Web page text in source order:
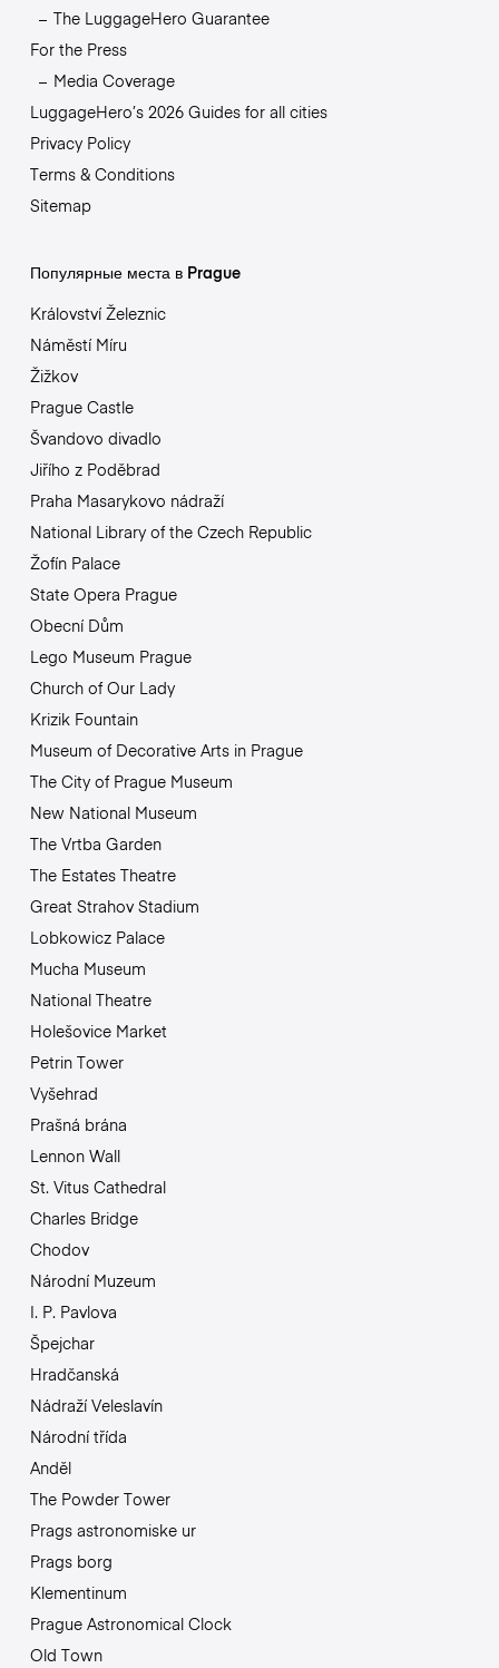
The LuggageHero Guarantee
For the Press
Media Coverage
LuggageHero’s 2026 Guides for all cities
Privacy Policy
Terms & Conditions
Sitemap
Популярные места в Prague
Království Železnic
Náměstí Míru
Žižkov
Prague Castle
Švandovo divadlo
Jiřího z Poděbrad
Praha Masarykovo nádraží
National Library of the Czech Republic
Žofín Palace
State Opera Prague
Obecní Dům
Lego Museum Prague
Church of Our Lady
Krizik Fountain
Museum of Decorative Arts in Prague
The City of Prague Museum
New National Museum
The Vrtba Garden
The Estates Theatre
Great Strahov Stadium
Lobkowicz Palace
Mucha Museum
National Theatre
Holešovice Market
Petrin Tower
Vyšehrad
Prašná brána
Lennon Wall
St. Vitus Cathedral
Charles Bridge
Chodov
Národní Muzeum
I. P. Pavlova
Špejchar
Hradčanská
Nádraží Veleslavín
Národní třída
Anděl
The Powder Tower
Prags astronomiske ur
Prags borg
Klementinum
Prague Astronomical Clock
Old Town